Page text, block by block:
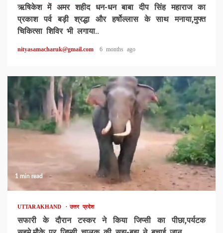
ऋषिकेश में अमर शहीद धन-धन बाबा दीप सिंह महाराज का
प्रकाश पर्व बड़ी श्रद्धा और हर्षोल्लास के साथ मनाया,मुफ्त
चिकित्सा शिविर भी लगाया..
nityasamacharuk@gmail.com 6 months ago
1 min read
UTTARAKHAND उत्तर प्रदेश
सफारी के दौरान टस्कर ने किया जिप्सी का पीछा,पर्यटक